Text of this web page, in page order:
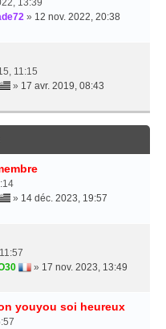
» 12 nov. 2022, 20:38
11:15
» 17 avr. 2019, 08:43
» 14 déc. 2023, 19:57
» 17 nov. 2023, 13:49
youyou soi heureux